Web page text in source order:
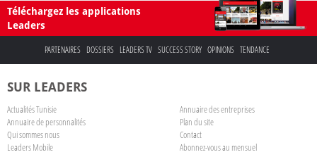
Téléchargez les applications
Leaders
PARTENAIRES DOSSIERS LEADERS TV SUCCESS STORY OPINIONS TENDANCE
SUR LEADERS
Actualités Tunisie
Annuaire des entreprises
Annuaire de personnalités
Plan du site
Qui sommes nous
Contact
Leaders Mobile
Abonnez-vous au mensuel